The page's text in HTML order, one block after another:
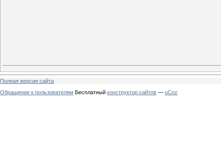
Полная версия сайта
Обращение к пользователям Бесплатный конструктор сайтов — uCoz